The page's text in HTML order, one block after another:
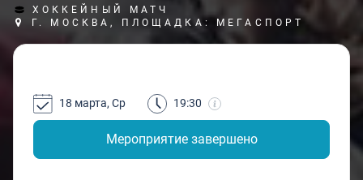
ХОККЕЙНЫЙ МАТЧ
Г. МОСКВА, ПЛОЩАДКА: МЕГАСПОРТ
Мероприятие завершено
18 марта, Ср 19:30